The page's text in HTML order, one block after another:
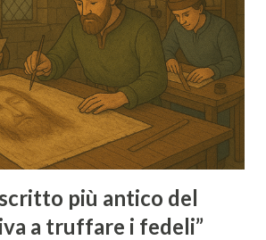
al XIV secolo.
più antico del
a truffare i fedeli”